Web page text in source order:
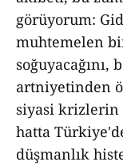
görüyorum:
muhtemelen
soğuyacağını,
artniyetinden
siyasi krizlerin
hatta
düşmanlık